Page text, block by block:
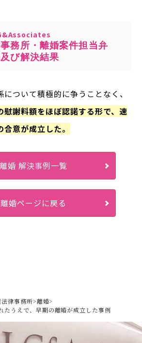
務所・離婚案件担当弁
び解決結果
ついて積極的に争うことなく、
慰謝料額をほぼ認諾する形で、速
意が成立した。
離婚 解決事例一覧
離婚ページに戻る
律事務所>離婚>
たうえで、早期の離婚が成立した事例